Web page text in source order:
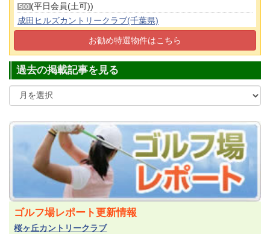
500 (平日会員(土可))
成田ヒルズカントリークラブ(千葉県)
(正会員)
成田ヒルズカントリークラブ(千葉県)
お勧め特選物件はこちら
過去の掲載記事を見る
ゴルフ場レポート更新情報
桜ヶ丘カントリークラブ